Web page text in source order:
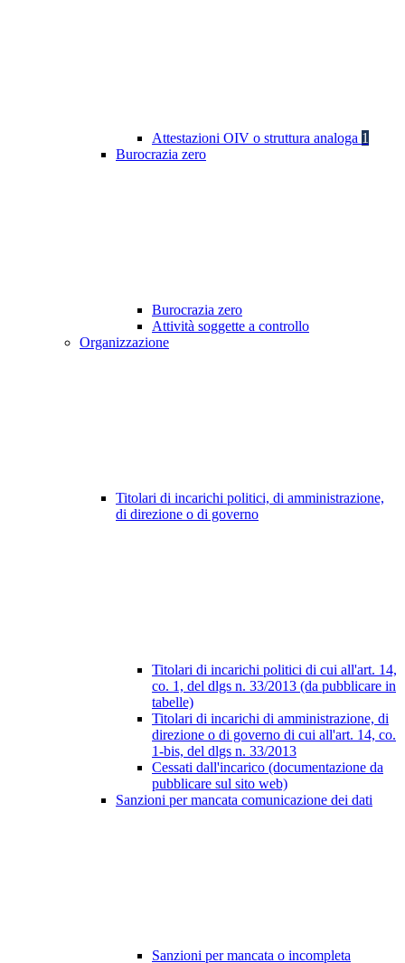
Attestazioni OIV o struttura analoga 1
Burocrazia zero
Burocrazia zero
Attività soggette a controllo
Organizzazione
Titolari di incarichi politici, di amministrazione,
di direzione o di governo
Titolari di incarichi politici di cui all'art. 14,
co. 1, del dlgs n. 33/2013 (da pubblicare in
tabelle)
Titolari di incarichi di amministrazione, di
direzione o di governo di cui all'art. 14, co.
1-bis, del dlgs n. 33/2013
Cessati dall'incarico (documentazione da
pubblicare sul sito web)
Sanzioni per mancata comunicazione dei dati
Sanzioni per mancata o incompleta